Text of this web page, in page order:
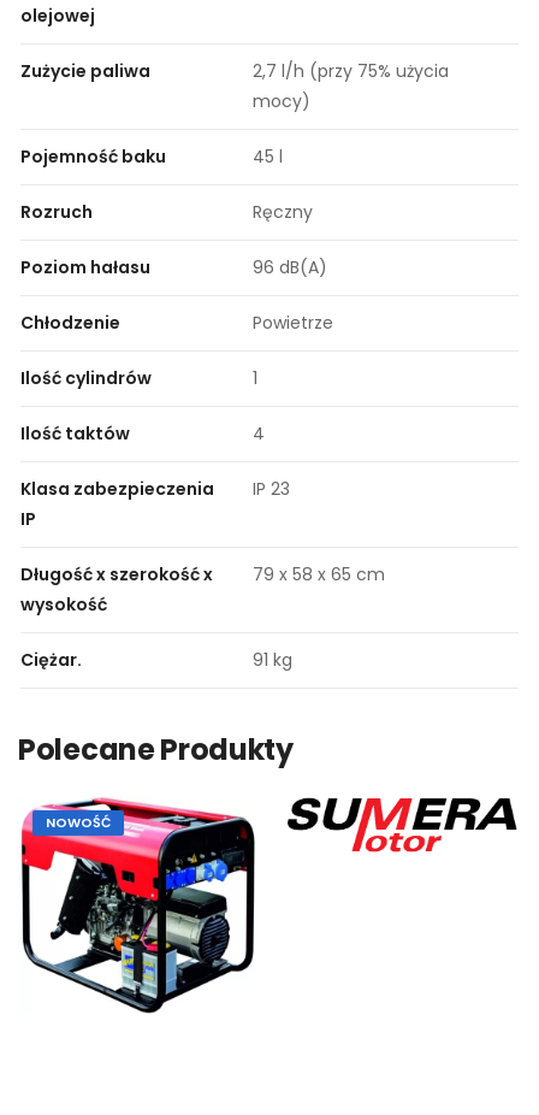
olejowej
Zużycie paliwa
2,7 l/h (przy 75% użycia
mocy)
Pojemność baku 45 l
Rozruch Ręczny
Poziom hałasu 96 dB(A)
Chłodzenie Powietrze
Ilość cylindrów 1
Ilość taktów 4
Klasa zabezpieczenia
IP
IP 23
Długość x szerokość x
wysokość
79 x 58 x 65 cm
Ciężar. 91 kg
Polecane Produkty
NOWOŚĆ